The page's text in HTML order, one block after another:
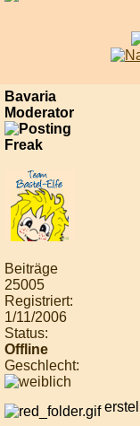
Bavaria
Moderator
Beiträge
25005
Registriert:
1/11/2006
Status:
Offline
Geschlecht: